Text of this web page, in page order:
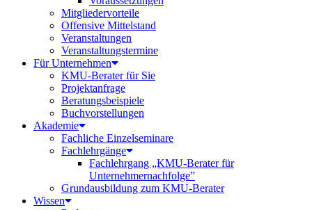
Mitgliedervorteile
Offensive Mittelstand
Veranstaltungen
Veranstaltungstermine
Für Unternehmen
KMU-Berater für Sie
Projektanfrage
Beratungsbeispiele
Buchvorstellungen
Akademie
Fachliche Einzelseminare
Fachlehrgänge
Fachlehrgang „KMU-Berater für
Unternehmernachfolge”
Grundausbildung zum KMU-Berater
Wissen